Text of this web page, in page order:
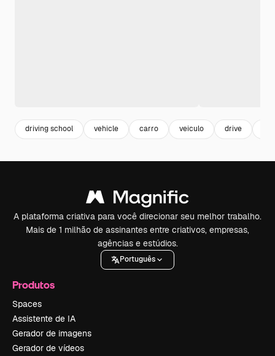
driving school vehicle carro veiculo drive
A plataforma criativa para você direcionar seu melhor trabalho.
Mais de 1 milhão de assinantes entre criativos, empresas,
agências e estúdios.
Português
Produtos
Spaces
Assistente de IA
Gerador de imagens
Gerador de vídeos